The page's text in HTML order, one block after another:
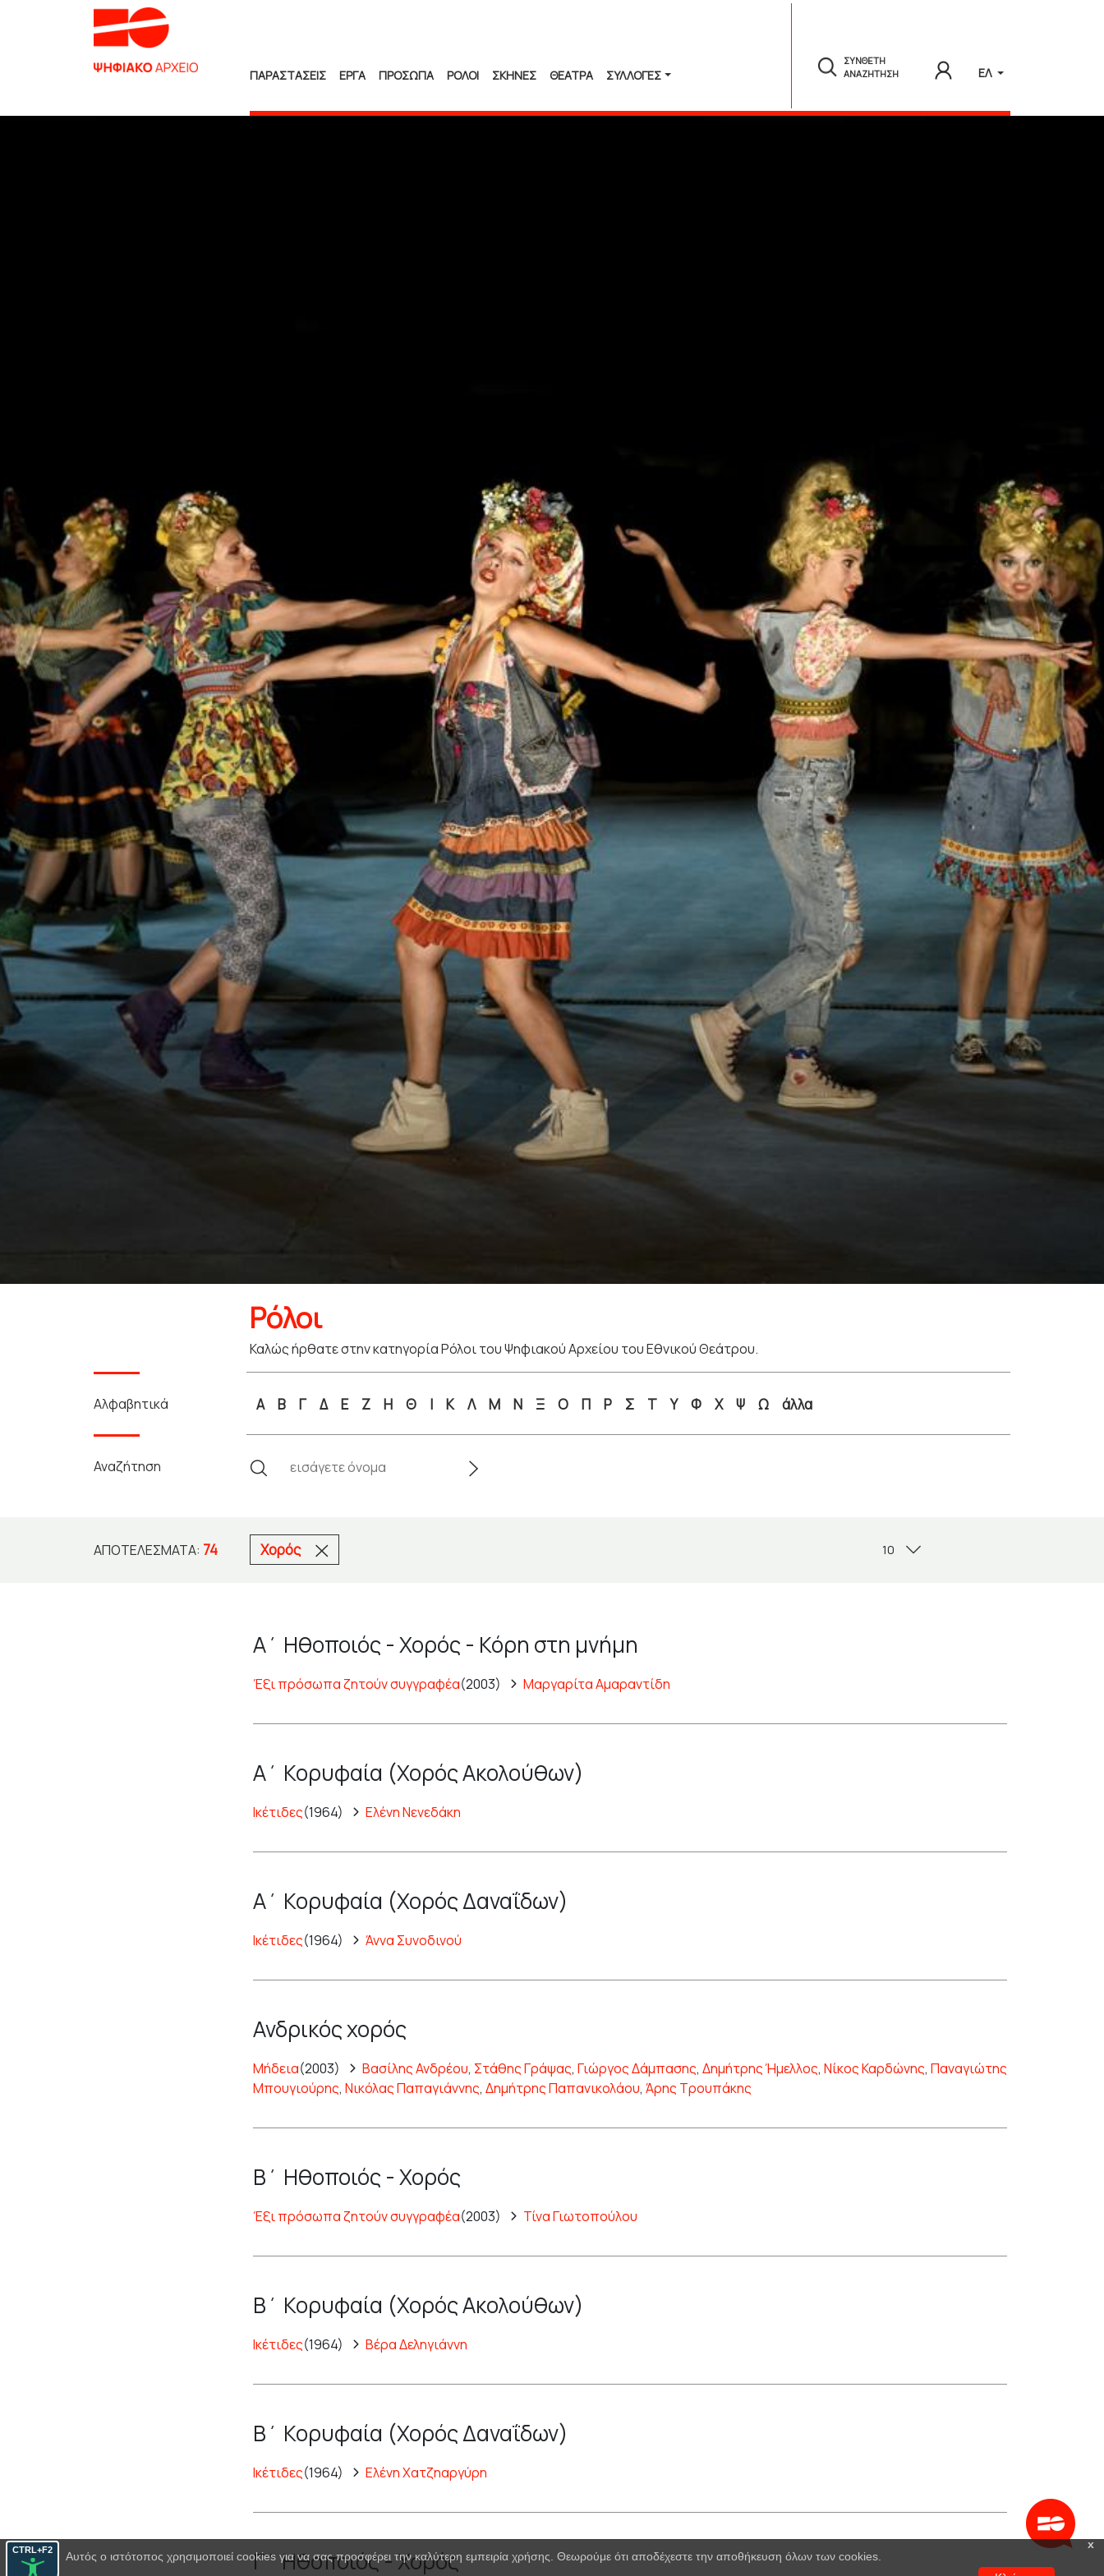
CTRL+F2
ΠΑΡΑΣΤΑΣΕΙΣ ΕΡΓΑ ΠΡΟΣΩΠΑ ΡΟΛΟΙ ΣΚΗΝΕΣ ΘΕΑΤΡΑ ΣΥΛΛΟΓΈΣ
ΣΥΝΘΕΤΗ
ΑΝΑΖΗΤΗΣΗ
ΕΛ
Ρόλοι
Καλώς ήρθατε στην κατηγορία Ρόλοι του Ψηφιακού Αρχείου του Εθνικού Θεάτρου.
Αλφαβητικά Α Β Γ Δ Ε Ζ Η Θ Ι Κ Λ Μ Ν Ξ Ο Π Ρ Σ Τ Υ Φ Χ Ψ Ω άλλα
Αναζήτηση
ΑΠΟΤΕΛΈΣΜΑΤΑ: 74 Χορός
Α΄ Ηθοποιός - Χορός - Κόρη στη μνήμη
Έξι πρόσωπα ζητούν συγγραφέα(2003) Μαργαρίτα Αμαραντίδη
Α΄ Κορυφαία (Χορός Ακολούθων)
Ικέτιδες(1964) Ελένη Νενεδάκη
Α΄ Κορυφαία (Χορός Δαναΐδων)
Ικέτιδες(1964) Άννα Συνοδινού
Ανδρικός χορός
Μήδεια(2003) Βασίλης Ανδρέου, Στάθης Γράψας, Γιώργος Δάμπασης, Δημήτρης Ήμελλος, Νίκος Καρδώνης, Παναγιώτης
Μπουγιούρης, Νικόλας Παπαγιάννης, Δημήτρης Παπανικολάου, Άρης Τρουπάκης
Β΄ Ηθοποιός - Χορός
Έξι πρόσωπα ζητούν συγγραφέα(2003) Τίνα Γιωτοπούλου
Β΄ Κορυφαία (Χορός Ακολούθων)
Ικέτιδες(1964) Βέρα Δεληγιάννη
Β΄ Κορυφαία (Χορός Δαναΐδων)
Ικέτιδες(1964) Ελένη Χατζηαργύρη
Γ΄ Ηθοποιός - Χορός
x
Αυτός ο ιστότοπος χρησιμοποιεί cookies για να σας προσφέρει την καλύτερη εμπειρία χρήσης. Θεωρούμε ότι αποδέχεστε την αποθήκευση όλων των cookies.